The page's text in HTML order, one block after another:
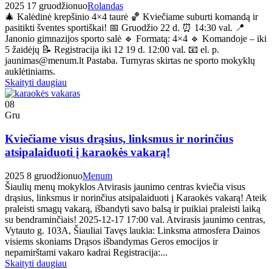
2025 17 gruodžionuoRolandas
🎄 Kalėdinė krepšinio 4×4 taurė 🏀 Kviečiame suburti komandą ir
pasitikti šventes sportiškai! 📅 Gruodžio 22 d. ⏰ 14:30 val. 📍
Janonio gimnazijos sporto salė 🔹 Formatą: 4×4 🔹 Komandoje – iki
5 žaidėjų 📝 Registracija iki 12 19 d. 12:00 val. 📧 el. p.
jaunimas@menum.lt Pastaba. Turnyras skirtas ne sporto mokyklų
auklėtiniams.
Skaityti daugiau
08
Gru
Kviečiame visus drąsius, linksmus ir norinčius
atsipalaiduoti į karaokės vakarą!
2025 8 gruodžionuoMenum
Šiaulių menų mokyklos Atvirasis jaunimo centras kviečia visus
drąsius, linksmus ir norinčius atsipalaiduoti į Karaokės vakarą! Ateik
praleisti smagų vakarą, išbandyti savo balsą ir puikiai praleisti laiką
su bendraminčiais! 2025-12-17 17:00 val. Atvirasis jaunimo centras,
Vytauto g. 103A, Šiauliai Tavęs laukia: Linksma atmosfera Dainos
visiems skoniams Drąsos išbandymas Geros emocijos ir
nepamirštami vakaro kadrai Registracija:...
Skaityti daugiau